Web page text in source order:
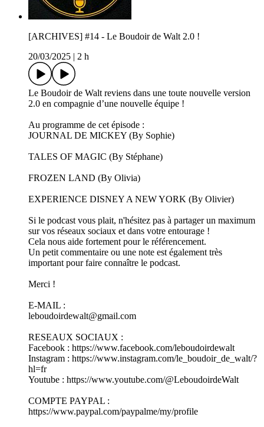
[ARCHIVES] #14 - Le Boudoir de Walt 2.0 !
20/03/2025
2 h
Le Boudoir de Walt reviens dans une toute nouvelle version
2.0 en compagnie d’une nouvelle équipe !
Au programme de cet épisode :
JOURNAL DE MICKEY (By Sophie)
TALES OF MAGIC (By Stéphane)
FROZEN LAND (By Olivia)
EXPERIENCE DISNEY A NEW YORK (By Olivier)
Si le podcast vous plait, n'hésitez pas à partager un maximum
sur vos réseaux sociaux et dans votre entourage !
Cela nous aide fortement pour le référencement.
Un petit commentaire ou une note est également très
important pour faire connaître le podcast.
Merci !
E-MAIL :
leboudoirdewalt@gmail.com
RESEAUX SOCIAUX :
Facebook : ⁠https://www.facebook.com/leboudoirdewalt⁠
Instagram : ⁠https://www.instagram.com/le_boudoir_de_walt/?
hl=fr⁠
Youtube : https://www.youtube.com/@LeboudoirdeWalt
COMPTE PAYPAL :
https://www.paypal.com/paypalme/my/profile